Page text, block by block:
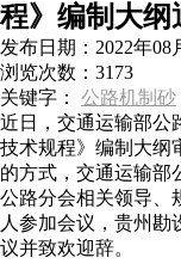
程》编制大纲
发布日期： 2022年08
浏览次数： 3173
关键字： 公路机制砂
近日，交通运输部公
技术规程》编制大纲
的方式，交通运输部
公路分会相关领导、
人参加会议，贵州勘
议并致欢迎辞。